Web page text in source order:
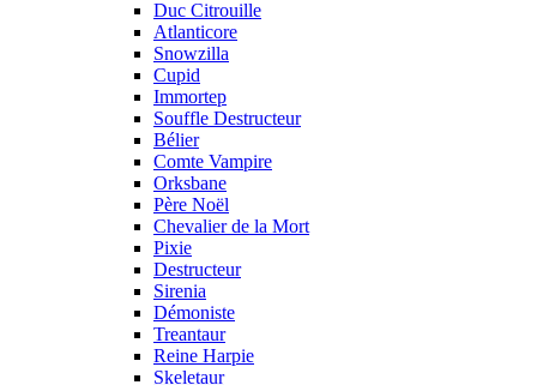
Duc Citrouille
Atlanticore
Snowzilla
Cupid
Immortep
Souffle Destructeur
Bélier
Comte Vampire
Orksbane
Père Noël
Chevalier de la Mort
Pixie
Destructeur
Sirenia
Démoniste
Treantaur
Reine Harpie
Skeletaur